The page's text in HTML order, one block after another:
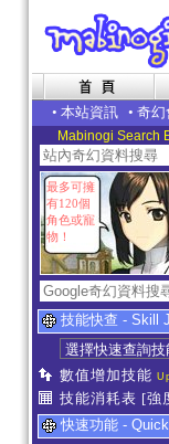
• 本站資訊 • 奇幻
Mabinogi Search
最多可擁
有120個
角色或寵
物！
技能快查 - Skill
數值增加技能
技能消耗表 [強
快速功能 -